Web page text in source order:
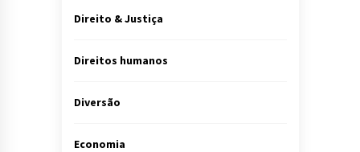
Direito & Justiça
Direitos humanos
Diversão
Economia